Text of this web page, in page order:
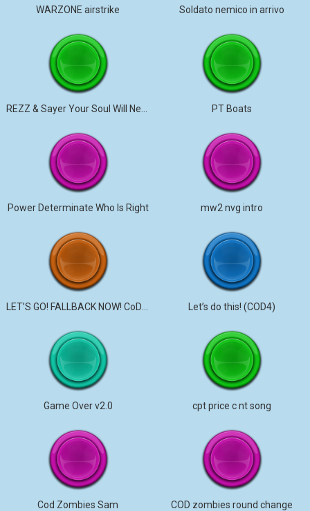
WARZONE airstrike Soldato nemico in arrivo
PT Boats
Power Determinate Who Is Right mw2 nvg intro
Let’s do this! (COD4)
Game Over v2.0 cpt price c nt song
Cod Zombies Sam COD zombies round change